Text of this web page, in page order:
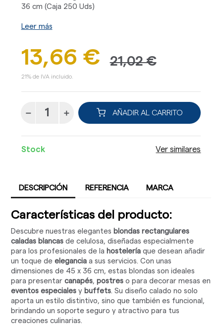
36 cm (Caja 250 Uds)
Leer más
13,66 € 21,02 €
21% de IVA incluido.
AÑADIR AL CARRITO
Stock Ver similares
DESCRIPCIÓN REFERENCIA MARCA
Características del producto:
Descubre nuestras elegantes blondas rectangulares
caladas blancas de celulosa, diseñadas especialmente
para los profesionales de la hostelería que desean añadir
un toque deelegancia a sus servicios. Con unas
dimensiones de 45 x 36 cm, estas blondas son ideales
para presentarcanapés,postres o para decorar mesas en
eventos especiales y buffets. Su diseño calado no solo
aporta un estilo distintivo, sino que también es funcional,
brindando un soporte seguro y atractivo para tus
creaciones culinarias.